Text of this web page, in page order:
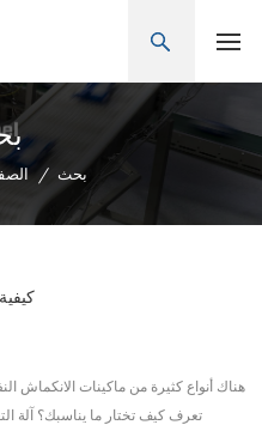
/ بحث
هناك أنواع كثيرة من ماكينات الانكماش
تعرف كيف تختار ما يناسبك؟ آلة